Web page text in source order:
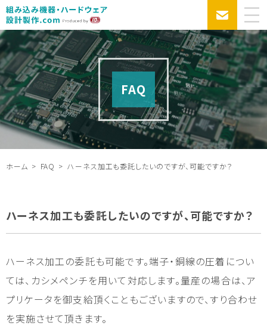
FAQ
ホーム FAQ ハーネス加工も委託したいのですが、可能ですか？
ハーネス加工も委託したいのですが、可能ですか？
ハーネス加工の委託も可能です。端子・銅線の圧着につい
ては、カシメペンチを用いて対応します。量産の場合は、ア
プリケータを御支給頂くこともございますので、すり合わせ
を実施させて頂きます。